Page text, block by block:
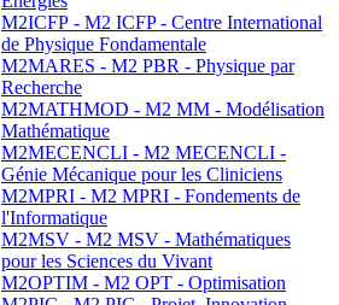
M2ICFP - M2 ICFP - Centre International
de Physique Fondamentale
M2MARES - M2 PBR - Physique par
Recherche
M2MATHMOD - M2 MM - Modélisation
Mathématique
M2MECENCLI - M2 MECENCLI -
Génie Mécanique pour les Cliniciens
M2MPRI - M2 MPRI - Fondements de
l'Informatique
M2MSV - M2 MSV - Mathématiques
pour les Sciences du Vivant
M2OPTIM - M2 OPT - Optimisation